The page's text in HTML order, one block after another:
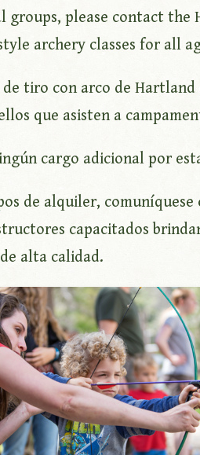
groups, please contact
archery classes for all
de tiro con arco de
que asisten a
cargo adicional por
de alquiler,
capacitados
alta calidad.